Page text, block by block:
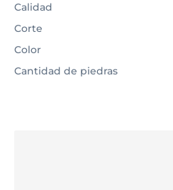
Calidad
Corte
Color
Cantidad de piedras